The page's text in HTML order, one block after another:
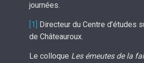
journées.
[1]
Directeur du Centre d’études
de Châteauroux.
Le colloque Les émeutes de la